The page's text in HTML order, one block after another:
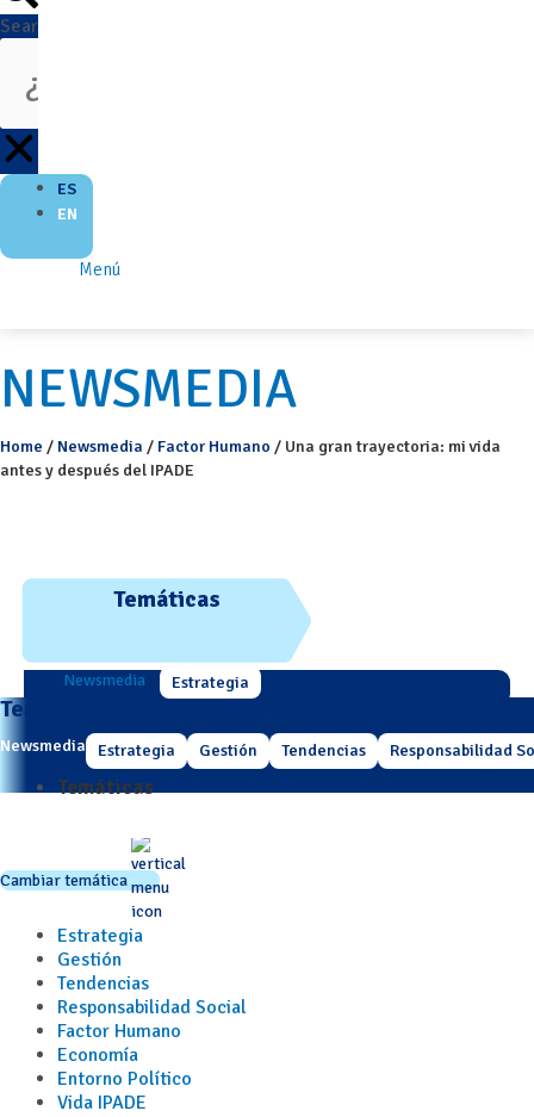
Search
ES
EN
Menú
NEWSMEDIA
Home / Newsmedia / Factor Humano / Una gran trayectoria: mi vida
antes y después del IPADE
Temáticas
Newsmedia Estrategia
Temáticas
Newsmedia Estrategia Gestión Tendencias Responsabilidad
Temáticas
Cambiar temática
Estrategia
Gestión
Tendencias
Responsabilidad Social
Factor Humano
Economía
Entorno Político
Vida IPADE